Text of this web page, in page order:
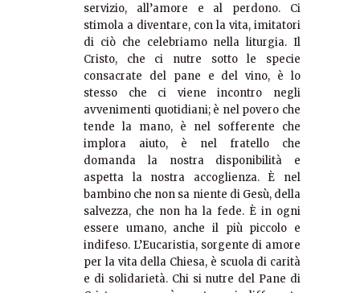
servizio, all’amore e al perdono. Ci
stimola a diventare, con la vita, imitatori
di ciò che celebriamo nella liturgia. Il
Cristo, che ci nutre sotto le specie
consacrate del pane e del vino, è lo
stesso che ci viene incontro negli
avvenimenti quotidiani; è nel povero che
tende la mano, è nel sofferente che
implora aiuto, è nel fratello che
domanda la nostra disponibilità e
aspetta la nostra accoglienza. È nel
bambino che non sa niente di Gesù, della
salvezza, che non ha la fede. È in ogni
essere umano, anche il più piccolo e
indifeso. L’Eucaristia, sorgente di amore
per la vita della Chiesa, è scuola di carità
e di solidarietà. Chi si nutre del Pane di